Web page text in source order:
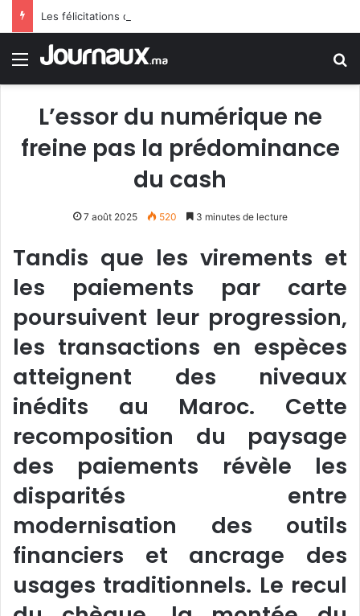
Menu
L’essor du numérique ne
freine pas la prédominance
du cash
7 août 2025 520 3 minutes de lecture
Tandis que les virements et
les paiements par carte
poursuivent leur progression,
les transactions en espèces
atteignent des niveaux
inédits au Maroc. Cette
recomposition du paysage
des paiements révèle les
disparités entre
modernisation des outils
financiers et ancrage des
usages traditionnels. Le recul